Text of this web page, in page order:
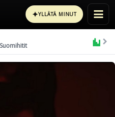
✦YLLÄTÄ MINUT